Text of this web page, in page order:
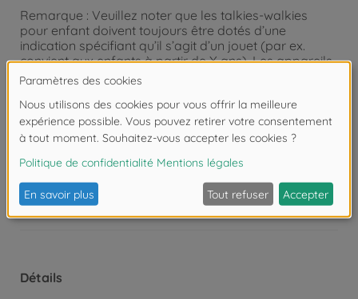
Remarque : Veuillez noter que les talkies-walkies
pour enfant doivent toujours être dotés d’une
indication spécifiant qu’il s’agit d’un jouet (par ex.
convient aux enfants à partir de X ans). Les appareils
radio conventionnels peuvent potentiellement avoir
et ne doivent pas être utilisés comme jouet.
Attention !Ne convient pas aux enfants de
présence de pièces de petite taille.
Détails